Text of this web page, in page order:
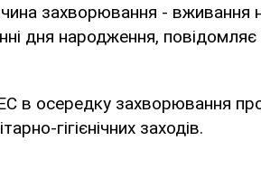
захворювання - вживання
дня народження,
в осередку захворювання
гігієнічних заходів.